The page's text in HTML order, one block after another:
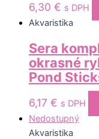
6,30 € s DPH
Akvaristika
Sera
okrasné
Pond
6,17 € s DPH
Nedostupný
Akvaristika